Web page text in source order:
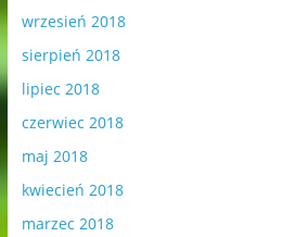
wrzesień 2018
sierpień 2018
lipiec 2018
czerwiec 2018
maj 2018
kwiecień 2018
marzec 2018